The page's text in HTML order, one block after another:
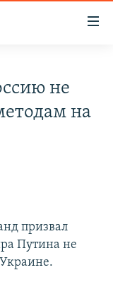
не
на
призвал
Путина не